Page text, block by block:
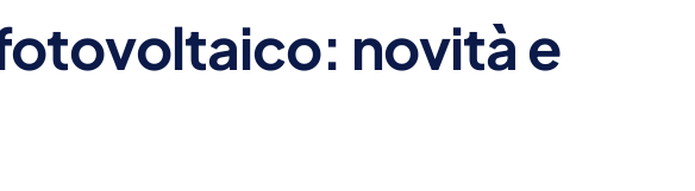
novità e